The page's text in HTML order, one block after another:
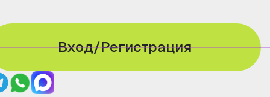
Вход/Регистрация